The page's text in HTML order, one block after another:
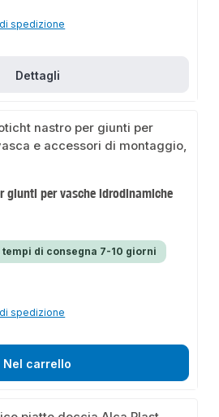
spedizione
Dettagli
giunti per vasche idrodinamiche
di consegna 7-10 giorni
spedizione
Nel carrello